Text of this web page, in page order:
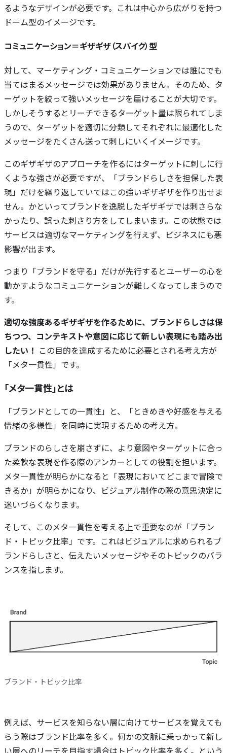
るようなデザインが必要です。これは中心から広がりを持つ
ドーム型のイメージです。
コミュニケーション＝ギザギザ（スパイク）型
対して、マーケティング・コミュニケーションでは誰にでも
当てはまるメッセージでは効果がありません。そのため、タ
ーゲットを絞って強いメッセージを届けることが大切です。
しかしそうするとリーチできるターゲット量は限られてしま
うので、ターゲットを適切に分類してそれぞれに最適化した
メッセージをたくさん送って刺しにいくイメージです。
このギザギザのアプローチを作るにはターゲットに刺しに行
くような強さが必要ですが、「ブランドらしさを担保した表
現」だけを繰り返していてはこの強いギザギザを作り出せま
せん。かといってブランドを逸脱したギザギザでは刺さらな
かったり、誤った刺さり方をしてしまいます。この状態では
サービスは適切なマーケティングを行えず、ビジネスにも悪
影響が出ます。
つまり「ブランドを守る」だけが先行するとユーザーの心を
動かすようなコミュニケーションが難しくなってしまうので
す。
適切な強度あるギザギザを作るために、ブランドらしさは保
ちつつ、コンテキストや意図に応じて新しい表現にも踏み出
したい！ この目的を達成するために必要とされる考え方が
「メタ一貫性」です。
「メタ一貫性」とは
「ブランドとしての一貫性」と、「ときめきや好感を与える
情緒の多様性」を同時に実現するための考え方。
ブランドのらしさを崩さずに、より意図やターゲットに合っ
た柔軟な表現を作る際のアンカーとしての役割を担います。
メタ一貫性が明らかになると「表現においてどこまで冒険で
きるか」が明らかになり、ビジュアル制作の際の意思決定に
迷いづらくなります。
そして、このメタ一貫性を考える上で重要なのが「ブラン
ド・トピック比率」です。これはビジュアルに求められるブ
ランドらしさと、伝えたいメッセージやそのトピックのバラ
ンスを指します。
ブランド・トピック比率
例えば、サービスを知らない層に向けてサービスを覚えても
らう際はブランド比率を多く。何かの文脈に乗っかって新し